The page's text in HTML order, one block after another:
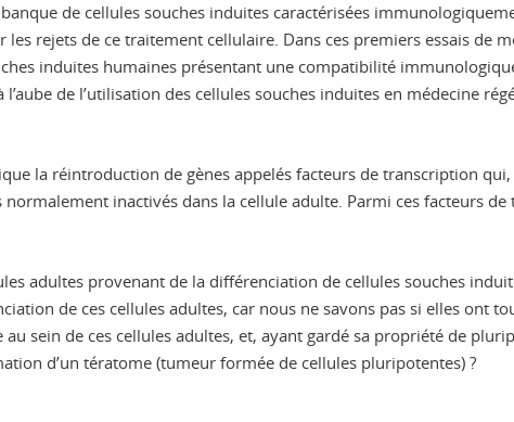
de cellules souches induites caractérisées
rejets de ce traitement cellulaire. Dans ces premiers essais de
induites humaines présentant une compatibilité
de l’utilisation des cellules souches induites en médecine
la réintroduction de gènes appelés facteurs de transcription
normalement inactivés dans la cellule adulte. Parmi ces facteurs
adultes provenant de la différenciation de cellules souches
de ces cellules adultes, car nous ne savons pas si elles ont
au sein de ces cellules adultes, et, ayant gardé sa propriété de
d’un tératome (tumeur formée de cellules pluripotentes) ?